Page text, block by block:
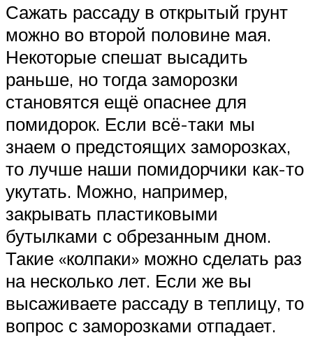
Сажать рассаду в открытый грунт
можно во второй половине мая.
Некоторые спешат высадить
раньше, но тогда заморозки
становятся ещё опаснее для
помидорок. Если всё-таки мы
знаем о предстоящих заморозках,
то лучше наши помидорчики как-то
укутать. Можно, например,
закрывать пластиковыми
бутылками с обрезанным дном.
Такие «колпаки» можно сделать раз
на несколько лет. Если же вы
высаживаете рассаду в теплицу, то
вопрос с заморозками отпадает.